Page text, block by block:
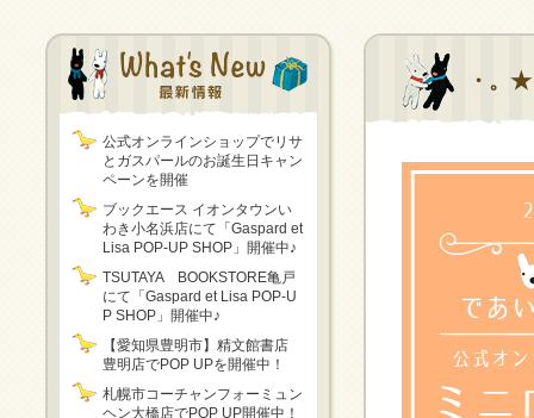
公式オンラインショップでリサ
とガスパールのお誕生日キャン
ペーンを開催
ブックエース イオンタウンい
わき小名浜店にて「Gaspard et
Lisa POP-UP SHOP」開催中♪
TSUTAYA BOOKSTORE亀戸
にて「Gaspard et Lisa POP-U
P SHOP」開催中♪
【愛知県豊明市】精文館書店
豊明店でPOP UPを開催中！
札幌市コーチャンフォーミュン
ヘン大橋店でPOP UP開催中！
・。